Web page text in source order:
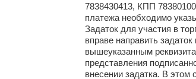
7838430413, КПП
платежа необходимо
Задаток для участия в
вправе направить задаток
вышеуказанным
представления
внесении задатка. В этом